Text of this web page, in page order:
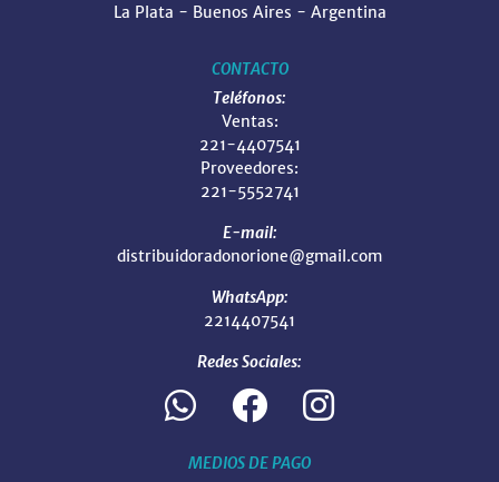
La Plata - Buenos Aires - Argentina
CONTACTO
Teléfonos:
Ventas:
221-4407541
Proveedores:
221-5552741
E-mail:
distribuidoradonorione@gmail.com
WhatsApp:
2214407541
Redes Sociales:
MEDIOS DE PAGO